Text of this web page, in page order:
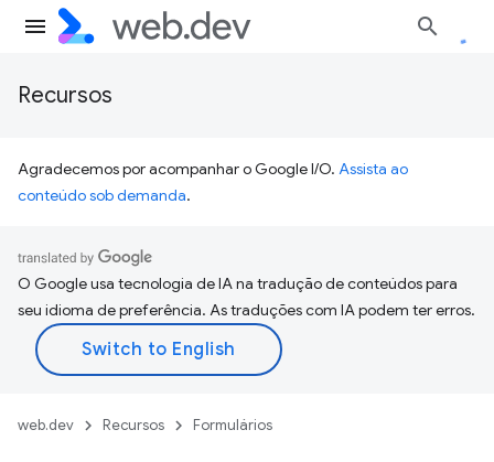
Recursos
Agradecemos por acompanhar o Google I/O. Assista ao
conteúdo sob demanda.
O Google usa tecnologia de IA na tradução de conteúdos para
seu idioma de preferência. As traduções com IA podem ter erros.
web.dev Recursos Formulários